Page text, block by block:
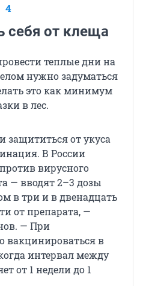
4
себя от клеща
теплые дни на
нужно задуматься
это как минимум
в лес.
защититься от укуса
В России
вирусного
— вводят 2–3 дозы
в три и в двенадцать
от препарата, —
— При
вакцинироваться в
интервал между
от 1 недели до 1